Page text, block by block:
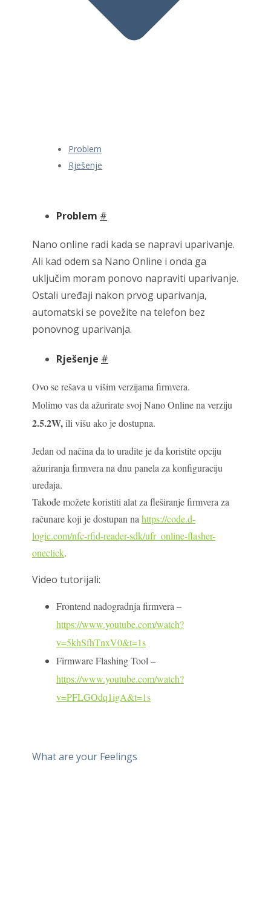
Problem
Rješenje
Problem #
Nano online radi kada se napravi uparivanje.
Ali kad odem sa Nano Online i onda ga
uključim moram ponovo napraviti uparivanje.
Ostali uređaji nakon prvog uparivanja,
automatski se povežite na telefon bez
ponovnog uparivanja.
Rješenje #
Ovo se rešava u višim verzijama firmvera.
Molimo vas da ažurirate svoj Nano Online na verziju
2.5.2W,ili višu ako je dostupna.
Jedan od načina da to uradite je da koristite opciju
ažuriranja firmvera na dnu panela za konfiguraciju
uređaja.
Takođe možete koristiti alat za fleširanje firmvera za
računare koji je dostupan nahttps://code.d-
logic.com/nfc-rfid-reader-sdk/ufr_online-flasher-
oneclick.
Video tutorijali:
Frontend nadogradnja firmvera –
https://www.youtube.com/watch?
v=5khSfhTnxV0&t=1s
Firmware Flashing Tool –
https://www.youtube.com/watch?
v=PFLGOdq1igA&t=1s
What are your Feelings